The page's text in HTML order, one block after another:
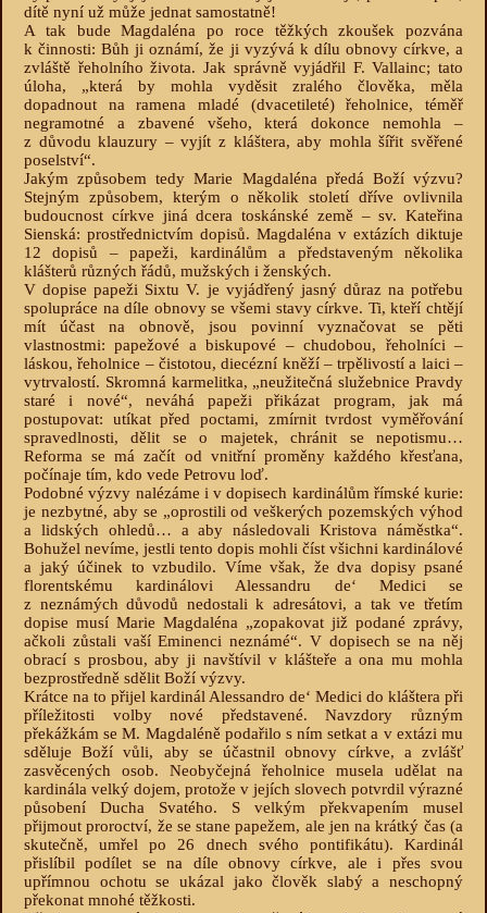
dítě nyní už může jednat samostatně!
A tak bude Magdaléna po roce těžkých zkoušek pozvána
k činnosti: Bůh ji oznámí, že ji vyzývá k dílu obnovy církve, a
zvláště řeholního života. Jak správně vyjádřil F. Vallainc; tato
úloha, „která by mohla vyděsit zralého člověka, měla
dopadnout na ramena mladé (dvacetileté) řeholnice, téměř
negramotné a zbavené všeho, která dokonce nemohla –
z důvodu klauzury – vyjít z kláštera, aby mohla šířit svěřené
poselství“.
Jakým způsobem tedy Marie Magdaléna předá Boží výzvu?
Stejným způsobem, kterým o několik století dříve ovlivnila
budoucnost církve jiná dcera toskánské země – sv. Kateřina
Sienská: prostřednictvím dopisů. Magdaléna v extázích diktuje
12 dopisů – papeži, kardinálům a představeným několika
klášterů různých řádů, mužských i ženských.
V dopise papeži Sixtu V. je vyjádřený jasný důraz na potřebu
spolupráce na díle obnovy se všemi stavy církve. Ti, kteří chtějí
mít účast na obnově, jsou povinní vyznačovat se pěti
vlastnostmi: papežové a biskupové – chudobou, řeholníci –
láskou, řeholnice – čistotou, diecézní kněží – trpělivostí a laici –
vytrvalostí. Skromná karmelitka, „neužitečná služebnice Pravdy
staré i nové“, neváhá papeži přikázat program, jak má
postupovat: utíkat před poctami, zmírnit tvrdost vyměřování
spravedlnosti, dělit se o majetek, chránit se nepotismu…
Reforma se má začít od vnitřní proměny každého křesťana,
počínaje tím, kdo vede Petrovu loď.
Podobné výzvy nalézáme i v dopisech kardinálům římské kurie:
je nezbytné, aby se „oprostili od veškerých pozemských výhod
a lidských ohledů… a aby následovali Kristova náměstka“.
Bohužel nevíme, jestli tento dopis mohli číst všichni kardinálové
a jaký účinek to vzbudilo. Víme však, že dva dopisy psané
florentskému kardinálovi Alessandru de‘ Medici se
z neznámých důvodů nedostali k adresátovi, a tak ve třetím
dopise musí Marie Magdaléna „zopakovat již podané zprávy,
ačkoli zůstali vaší Eminenci neznámé“. V dopisech se na něj
obrací s prosbou, aby ji navštívil v klášteře a ona mu mohla
bezprostředně sdělit Boží výzvy.
Krátce na to přijel kardinál Alessandro de‘ Medici do kláštera při
příležitosti volby nové představené. Navzdory různým
překážkám se M. Magdaléně podařilo s ním setkat a v extázi mu
sděluje Boží vůli, aby se účastnil obnovy církve, a zvlášť
zasvěcených osob. Neobyčejná řeholnice musela udělat na
kardinála velký dojem, protože v jejích slovech potvrdil výrazné
působení Ducha Svatého. S velkým překvapením musel
přijmout proroctví, že se stane papežem, ale jen na krátký čas (a
skutečně, umřel po 26 dnech svého pontifikátu). Kardinál
přislíbil podílet se na díle obnovy církve, ale i přes svou
upřímnou ochotu se ukázal jako člověk slabý a neschopný
překonat mnohé těžkosti.